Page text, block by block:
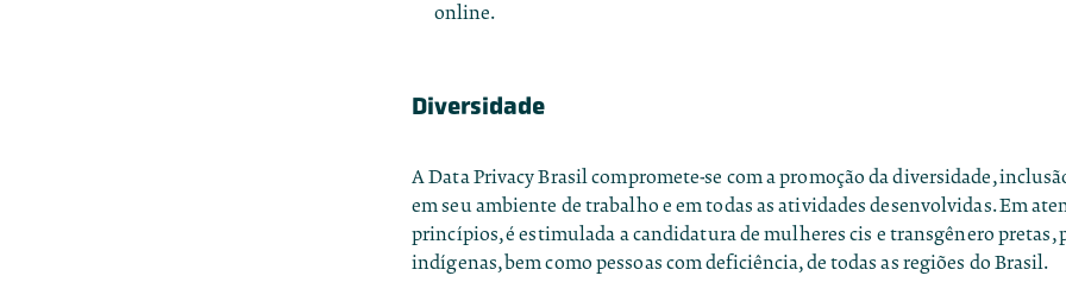
online.
Diversidade
A Data Privacy Brasil compromete-se com a promoção da diversidade,
em seu ambiente de trabalho e em todas as atividades desenvolvidas. Em
princípios, é estimulada a candidatura de mulheres cis e transgênero pretas,
indígenas, bem como pessoas com deficiência, de todas as regiões do Brasil.